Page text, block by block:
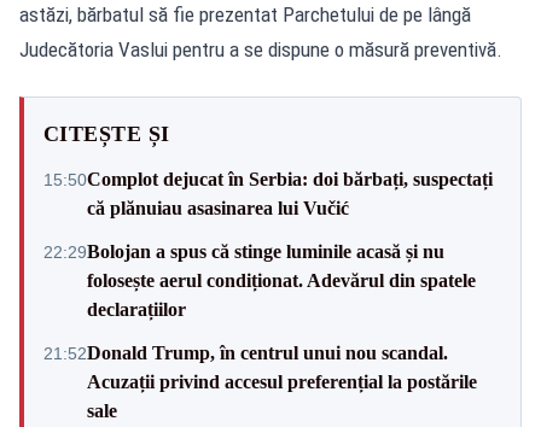
astăzi, bărbatul să fie prezentat Parchetului de pe lângă
Judecătoria Vaslui pentru a se dispune o măsură preventivă.
CITEȘTE ȘI
15:50Complot dejucat în Serbia: doi bărbați, suspectați
că plănuiau asasinarea lui Vučić
22:29Bolojan a spus că stinge luminile acasă și nu
folosește aerul condiționat. Adevărul din spatele
declarațiilor
21:52Donald Trump, în centrul unui nou scandal.
Acuzații privind accesul preferențial la postările
sale